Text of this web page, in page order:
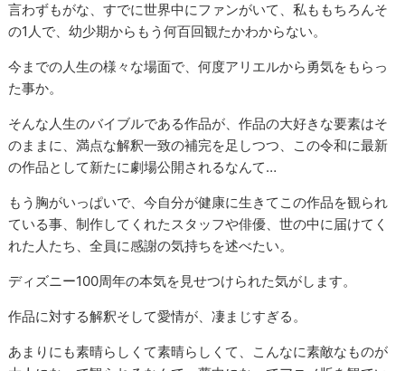
言わずもがな、すでに世界中にファンがいて、私ももちろんそ
の1人で、幼少期からもう何百回観たかわからない。
今までの人生の様々な場面で、何度アリエルから勇気をもらっ
た事か。
そんな人生のバイブルである作品が、作品の大好きな要素はそ
のままに、満点な解釈一致の補完を足しつつ、この令和に最新
の作品として新たに劇場公開されるなんて…
もう胸がいっぱいで、今自分が健康に生きてこの作品を観られ
ている事、制作してくれたスタッフや俳優、世の中に届けてく
れた人たち、全員に感謝の気持ちを述べたい。
ディズニー100周年の本気を見せつけられた気がします。
作品に対する解釈そして愛情が、凄まじすぎる。
あまりにも素晴らしくて素晴らしくて、こんなに素敵なものが